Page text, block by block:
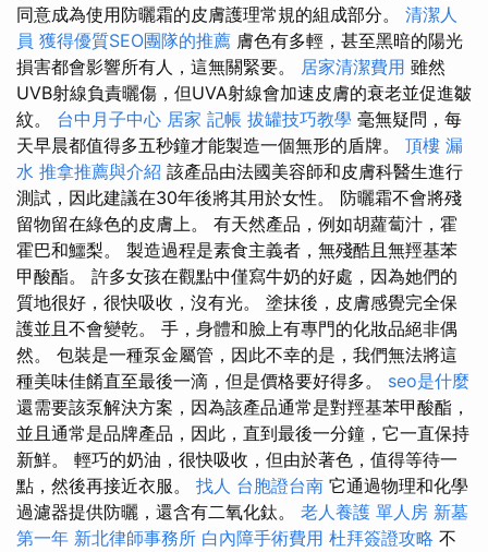
同意成為使用防曬霜的皮膚護理常規的組成部分。 清潔人
員 獲得優質SEO團隊的推薦 膚色有多輕，甚至黑暗的陽光
損害都會影響所有人，這無關緊要。 居家清潔費用 雖然
UVB射線負責曬傷，但UVA射線會加速皮膚的衰老並促進皺
紋。 台中月子中心 居家 記帳 拔罐技巧教學 毫無疑問，每
天早晨都值得多五秒鐘才能製造一個無形的盾牌。 頂樓 漏
水 推拿推薦與介紹 該產品由法國美容師和皮膚科醫生進行
測試，因此建議在30年後將其用於女性。 防曬霜不會將殘
留物留在綠色的皮膚上。 有天然產品，例如胡蘿蔔汁，霍
霍巴和鱷梨。 製造過程是素食主義者，無殘酷且無羥基苯
甲酸酯。 許多女孩在觀點中僅寫牛奶的好處，因為她們的
質地很好，很快吸收，沒有光。 塗抹後，皮膚感覺完全保
護並且不會變乾。 手，身體和臉上有專門的化妝品絕非偶
然。 包裝是一種泵金屬管，因此不幸的是，我們無法將這
種美味佳餚直至最後一滴，但是價格要好得多。 seo是什麼
還需要該泵解決方案，因為該產品通常是對羥基苯甲酸酯，
並且通常是品牌產品，因此，直到最後一分鐘，它一直保持
新鮮。 輕巧的奶油，很快吸收，但由於著色，值得等待一
點，然後再接近衣服。 找人 台胞證台南 它通過物理和化學
過濾器提供防曬，還含有二氧化鈦。 老人養護 單人房 新墓
第一年 新北律師事務所 白內障手術費用 杜拜簽證攻略 不